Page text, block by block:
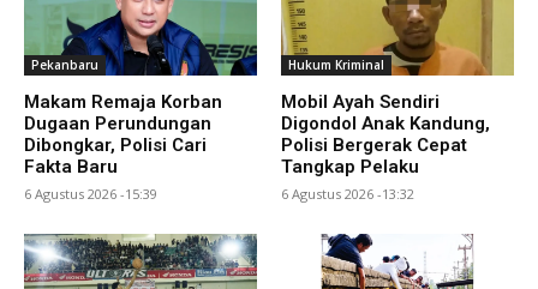
Pekanbaru
Makam Remaja Korban
Dugaan Perundungan
Dibongkar, Polisi Cari
Fakta Baru
6 Agustus 2026 -15:39
Hukum Kriminal
Mobil Ayah Sendiri
Digondol Anak Kandung,
Polisi Bergerak Cepat
Tangkap Pelaku
6 Agustus 2026 -13:32